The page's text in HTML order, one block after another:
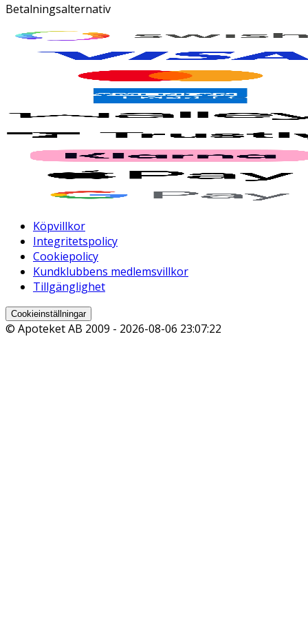
Betalningsalternativ
Köpvillkor
Integritetspolicy
Cookiepolicy
Kundklubbens medlemsvillkor
Tillgänglighet
Cookieinställningar
© Apoteket AB 2009 - 2026-08-06 23:07:22